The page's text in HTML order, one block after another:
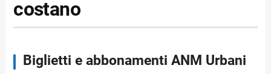
costano
Biglietti e abbonamenti ANM Urbani